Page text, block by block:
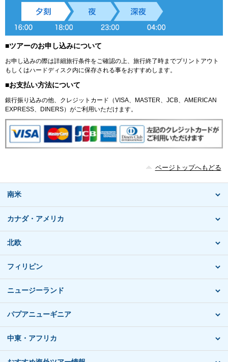
■ツアーのお申し込みについて
お申し込みの際は詳細旅行条件をご確認の上、旅行終了時までプリントアウト
もしくはハードディスク内に保存される事をおすすめします。
■お支払い方法について
銀行振り込みの他、クレジットカード（VISA、MASTER、JCB、AMERICAN
EXPRESS、DINERS）がご利用いただけます。
ページトップへもどる
南米
カナダ・アメリカ
北欧
フィリピン
ニュージーランド
パプアニューギニア
中東・アフリカ